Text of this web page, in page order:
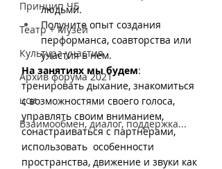
Принцип ЧБ
Театр + Музей
Культура участия
Архив форума 2021
цси
Взаимообмен, диалог, поддержка...
людьми.
Получите опыт создания
перформанса, соавторства или
участия в нем.
На занятиях мы будем:
тренировать дыхание, знакомиться
с возможностями своего голоса,
управлять своим вниманием,
сонастраиваться с партнерами,
использовать  особенности
пространства, движение и звуки как